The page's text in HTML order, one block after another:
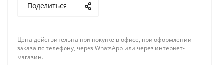
Поделиться
Цена действительна при покупке в офисе, при оформлении
заказа по телефону, через WhatsApp или через интернет-
магазин.